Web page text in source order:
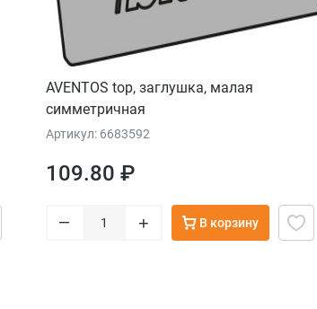
AVENTOS top, заглушка, малая
симметричная
Артикул: 6683592
109.80 ₽
– + В корзину